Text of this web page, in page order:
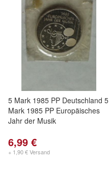
5 Mark 1985 PP Deutschland 5
Mark 1985 PP Europäisches
Jahr der Musik
6,99 €
+ 1,90 € Versand